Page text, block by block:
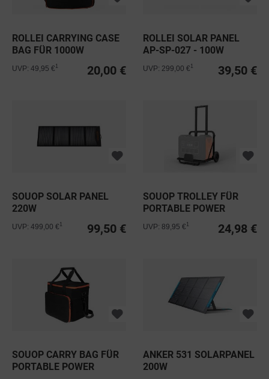
ROLLEI CARRYING CASE
BAG FÜR 1000W
20,00 €
UVP: 49,95 € 1
ROLLEI SOLAR PANEL
AP-SP-027 - 100W
39,50 €
UVP: 299,00 € 1
SOUOP SOLAR PANEL
220W
99,50 €
UVP: 499,00 € 1
SOUOP TROLLEY FÜR
PORTABLE POWER
STATION 2400W
24,98 €
UVP: 89,95 € 1
SOUOP CARRY BAG FÜR
PORTABLE POWER
ANKER 531 SOLARPANEL
200W